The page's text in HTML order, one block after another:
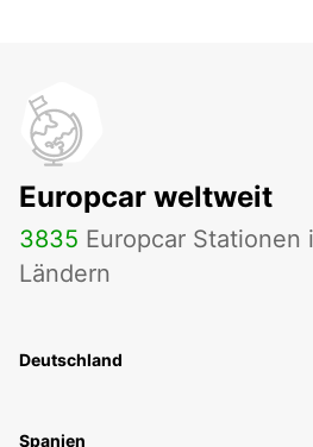
Europcar weltweit
3835 Europcar Stationen
Ländern
Deutschland
Spanien